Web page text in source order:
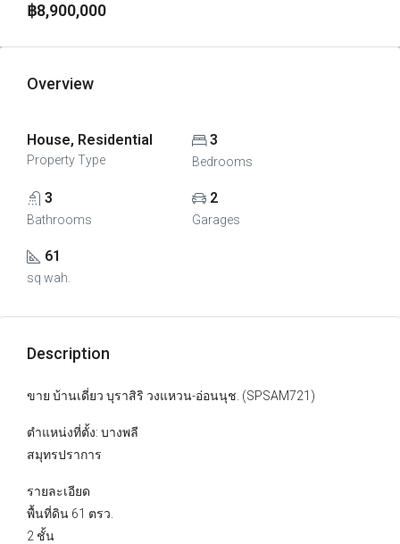
฿8,900,000
Overview
House, Residential
Property Type
3
Bedrooms
3
Bathrooms
2
Garages
61
sq wah.
Description
ขาย บ้านเดี่ยว บุราสิริ วงแหวน-อ่อนนุช. (SPSAM721)
ตำแหน่งที่ตั้ง: บางพลี
สมุทรปราการ
รายละเอียด
พื้นที่ดิน 61 ตรว.
2 ชั้น